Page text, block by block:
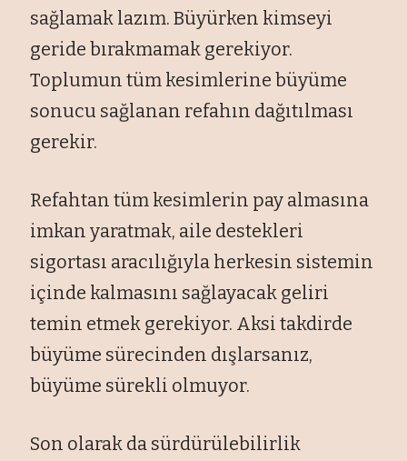
sağlamak lazım. Büyürken kimseyi
geride bırakmamak gerekiyor.
Toplumun tüm kesimlerine büyüme
sonucu sağlanan refahın dağıtılması
gerekir.
Refahtan tüm kesimlerin pay almasına
imkan yaratmak, aile destekleri
sigortası aracılığıyla herkesin sistemin
içinde kalmasını sağlayacak geliri
temin etmek gerekiyor. Aksi takdirde
büyüme sürecinden dışlarsanız,
büyüme sürekli olmuyor.
Son olarak da sürdürülebilirlik